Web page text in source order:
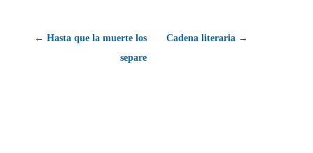
← Hasta que la muerte los
separe
Cadena literaria →